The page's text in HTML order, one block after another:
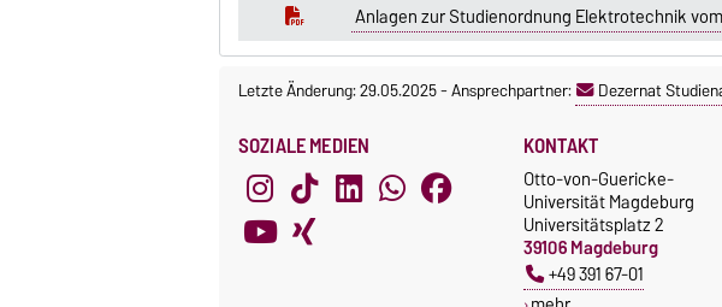
Anlagen zur Studienordnung Elektrotechnik vom
Letzte Änderung: 29.05.2025-Ansprechpartner: Dezernat
SOZIALE MEDIEN KONTAKT
Otto-von-Guericke-
Universität Magdeburg
Universitätsplatz 2
39106 Magdeburg
+49 391 67-01